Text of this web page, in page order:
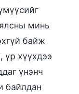
минь
байж
үр хүүхдээ
үнэнч
байлдан